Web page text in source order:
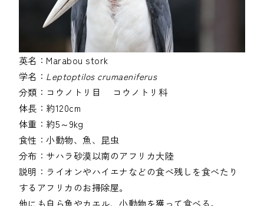
英名： Marabou stork
学名： Leptoptilos crumaeniferus
分類： コウノトリ目
コウノトリ科
体長： 約120cm
体重： 約5～9kg
食性：小動物、魚、昆虫
分布： サハラ砂漠以南のアフリカ大陸
説明： ライオンやハイエナなどの食べ残しを食べたり
するアフリカのお掃除屋。